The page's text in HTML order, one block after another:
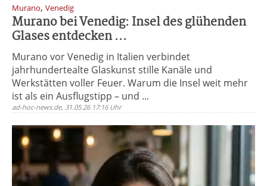
Murano, Venedig
Murano bei Venedig: Insel des glühenden
Glases entdecken ...
Murano vor Venedig in Italien verbindet
jahrhundertealte Glaskunst stille Kanäle und
Werkstätten voller Feuer. Warum die Insel weit mehr
ist als ein Ausflugstipp – und ...
ad-hoc-news.de, 31.05.26 17:16 Uhr